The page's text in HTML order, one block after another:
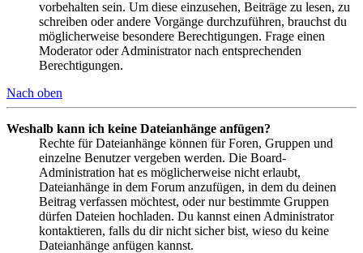
vorbehalten sein. Um diese einzusehen, Beiträge zu lesen, zu
schreiben oder andere Vorgänge durchzuführen, brauchst du
möglicherweise besondere Berechtigungen. Frage einen
Moderator oder Administrator nach entsprechenden
Berechtigungen.
Nach oben
Weshalb kann ich keine Dateianhänge anfügen?
Rechte für Dateianhänge können für Foren, Gruppen und
einzelne Benutzer vergeben werden. Die Board-
Administration hat es möglicherweise nicht erlaubt,
Dateianhänge in dem Forum anzufügen, in dem du deinen
Beitrag verfassen möchtest, oder nur bestimmte Gruppen
dürfen Dateien hochladen. Du kannst einen Administrator
kontaktieren, falls du dir nicht sicher bist, wieso du keine
Dateianhänge anfügen kannst.